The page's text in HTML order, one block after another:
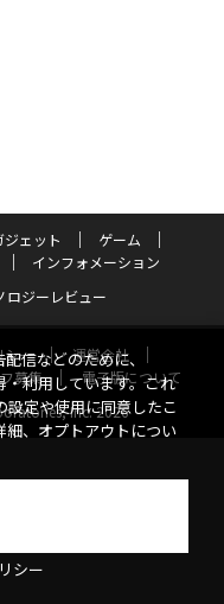
ジェット
ゲーム
インフォメーション
ロジーレビュー
シー
運営会社
募集
電子版について
Inc. 2026
信などのために、
利用しています。これ
定や使用に同意したこ
細、オプトアウトについ
シー